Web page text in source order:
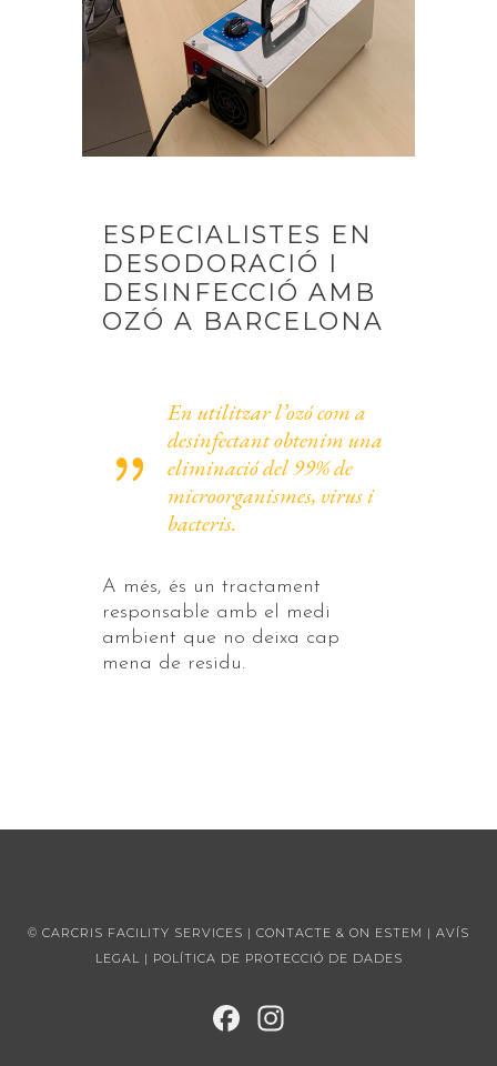
ESPECIALISTES EN
DESODORACIÓ I
DESINFECCIÓ AMB
OZÓ A BARCELONA
En utilitzar l’ozó com a
desinfectant obtenim una
eliminació del 99% de
microorganismes, virus i
bacteris.
A més, és un tractament
responsable amb el medi
ambient que no deixa cap
mena de residu.
© CARCRIS FACILITY SERVICES | CONTACTE & ON ESTEM | AVÍS
LEGAL | POLÍTICA DE PROTECCIÓ DE DADES
FAC